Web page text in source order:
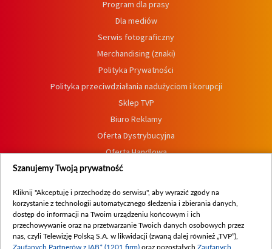
Program dla prasy
Dla mediów
Serwis fotograficzny
Merchandising (znaki)
Polityka Prywatności
Polityka przeciwdziałania nadużyciom i korupcji
Sklep TVP
Biuro Reklamy
Oferta Dystrybucyjna
Oferta Handlowa
Dostępność
Procedura zgłoszeń wewnętrznych
Szanujemy Twoją prywatność
Kliknij "Akceptuję i przechodzę do serwisu", aby wyrazić zgody na
korzystanie z technologii automatycznego śledzenia i zbierania danych,
dostęp do informacji na Twoim urządzeniu końcowym i ich
przechowywanie oraz na przetwarzanie Twoich danych osobowych przez
nas, czyli Telewizję Polską S.A. w likwidacji (zwaną dalej również „TVP”),
Zaufanych Partnerów z IAB* (1201 firm) oraz pozostałych Zaufanych